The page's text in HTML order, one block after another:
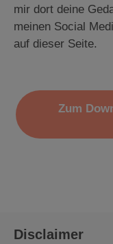
mir dort deine
meinen Social
auf dieser Seite.
Zum
Disclaimer